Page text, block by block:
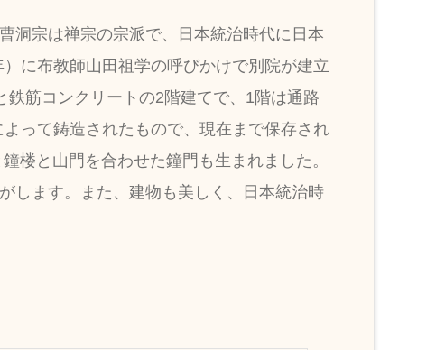
洞宗は禅宗の宗派で、日本統治時代に日本
に布教師山田祖学の呼びかけで別院が建立
筋コンクリートの2階建てで、1階は通路
って鋳造されたもので、現在まで保存され
楼と山門を合わせた鐘門も生まれました。
します。また、建物も美しく、日本統治時